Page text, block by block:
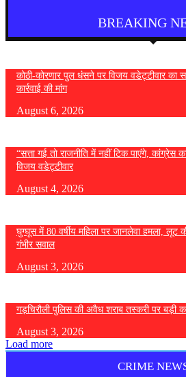
BREAKING
कोठी-कोरणार पुल धंसने पर विजय वडेट्टीवार का
कार्रवाई की मांग
August 6, 2026
“सत्ता गई तो राजनीति में नहीं टिक पाएंगे,
विजय वडेट्टीवार
August 4, 2026
घुग्घूस में 80 वर्षीय महिला पर जानलेवा हमला,
गंभीर सवाल
August 3, 2026
गड़चिरौली पुलिस की अवैध शराब तस्करी पर बड़ी
August 3, 2026
Load more
CRIME